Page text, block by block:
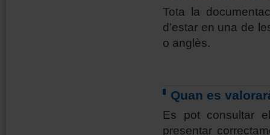
Tota la
d’estar en una de
o anglès.
Quan es
Es pot consultar
presentar